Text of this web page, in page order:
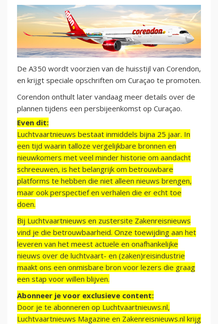
De A350 wordt voorzien van de huisstijl van Corendon,
en krijgt speciale opschriften om Curaçao te promoten.
Corendon onthult later vandaag meer details over de
plannen tijdens een persbijeenkomst op Curaçao.
Even dit:
Luchtvaartnieuws bestaat inmiddels bijna 25 jaar. In
een tijd waarin talloze vergelijkbare bronnen en
nieuwkomers met veel minder historie om aandacht
schreeuwen, is het belangrijk om betrouwbare
platforms te hebben die niet alleen nieuws brengen,
maar ook perspectief en verhalen die er echt toe
doen.
Bij Luchtvaartnieuws en zustersite Zakenreisnieuws
vind je die betrouwbaarheid. Onze toewijding aan het
leveren van het meest actuele en onafhankelijke
nieuws over de luchtvaart- en (zaken)reisindustrie
maakt ons een onmisbare bron voor lezers die graag
een stap voor willen blijven.
Abonneer je voor exclusieve content:
Door je te abonneren op Luchtvaartnieuws.nl,
Luchtvaartnieuws Magazine en Zakenreisnieuws.nl krijg